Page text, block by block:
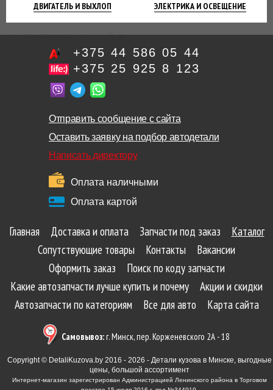
ДВИГАТЕЛЬ И ВЫХЛОП ЭЛЕКТРИКА И ОСВЕЩЕНИЕ
+375 44 586 05 44
+375 25 925 8 123
Отправить сообщение с сайта
Оставить заявку на подбор автодетали
Написать директору
Оплата наличными
Оплата картой
Главная Доставка и оплата Запчасти под заказ
Каталог
Сопутствующие товары
Контакты
Вакансии
Оформить заказ
Поиск по коду запчасти
Какие автозапчасти лучше купить и почему
Акции и скидки
Автозапчасти по категориям
Все для авто Карта сайта
Самовывоз:г. Минск, пер. Корженевского 2А - 18
Copyright © DetaliKuzova.by 2016 - 2026 - Детали кузова в Минске, выгодные
цены, большой ассортимент
Интернет-магазин зарегистрирован Администрацией Ленинского района в Торговом